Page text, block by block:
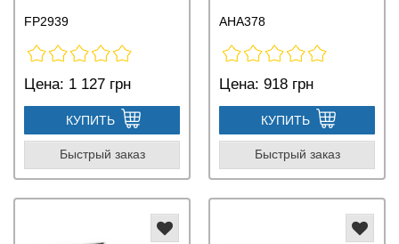
FP2939
Цена: 1 127 грн
КУПИТЬ
Быстрый заказ
AHA378
Цена: 918 грн
КУПИТЬ
Быстрый заказ